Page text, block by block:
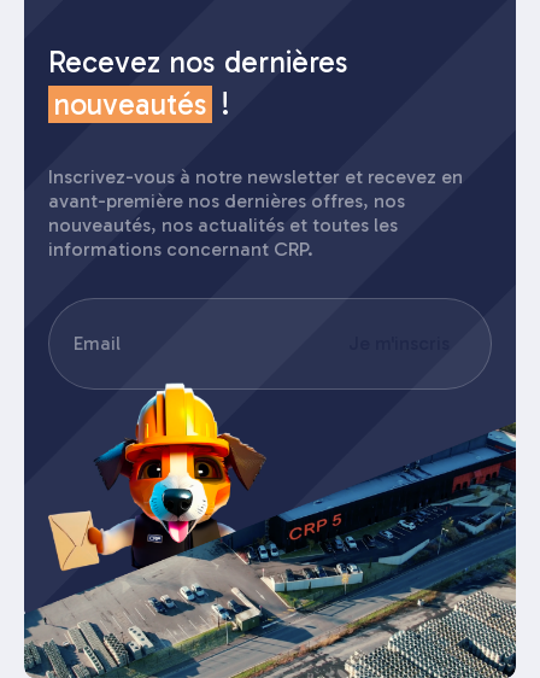
Recevez nos dernières
nouveautés !
Inscrivez-vous à notre newsletter et recevez en
avant-première nos dernières offres, nos
nouveautés, nos actualités et toutes les
informations concernant CRP.
E-
mail (Nécessaire)